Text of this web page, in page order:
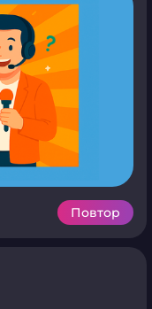
Повтор